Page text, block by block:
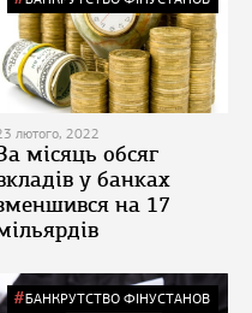
лютого, 2022
місяць обсяг
у банках
на 17
БАНКРУТСТВО ФІНУСТАНОВ